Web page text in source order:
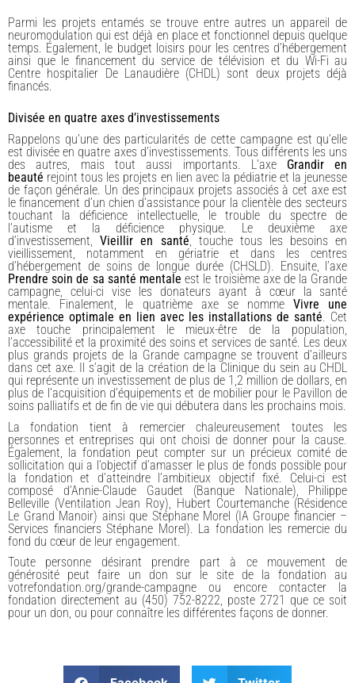
Parmi les projets entamés se trouve entre autres un appareil de
neuromodulation qui est déjà en place et fonctionnel depuis quelque
temps. Également, le budget loisirs pour les centres d’hébergement
ainsi que le financement du service de télévision et du Wi-Fi au
Centre hospitalier De Lanaudière (CHDL) sont deux projets déjà
financés.
Divisée en quatre axes d’investissements
Rappelons qu’une des particularités de cette campagne est qu’elle
est divisée en quatre axes d’investissements. Tous différents les uns
des autres, mais tout aussi importants. L’axe Grandir en
beauté rejoint tous les projets en lien avec la pédiatrie et la jeunesse
de façon générale. Un des principaux projets associés à cet axe est
le financement d’un chien d’assistance pour la clientèle des secteurs
touchant la déficience intellectuelle, le trouble du spectre de
l’autisme et la déficience physique. Le deuxième axe
d’investissement,Vieillir en santé, touche tous les besoins en
vieillissement, notamment en gériatrie et dans les centres
d’hébergement de soins de longue durée (CHSLD). Ensuite, l’axe
Prendre soin de sa santé mentale est le troisième axe de la Grande
campagne, celui-ci vise les donateurs ayant à cœur la santé
mentale. Finalement, le quatrième axe se nommeVivre une
expérience optimale en lien avec les installations de santé. Cet
axe touche principalement le mieux-être de la population,
l’accessibilité et la proximité des soins et services de santé. Les deux
plus grands projets de la Grande campagne se trouvent d’ailleurs
dans cet axe. Il s’agit de la création de la Clinique du sein au CHDL
qui représente un investissement de plus de 1,2 million de dollars, en
plus de l’acquisition d’équipements et de mobilier pour le Pavillon de
soins palliatifs et de fin de vie qui débutera dans les prochains mois.
La fondation tient à remercier chaleureusement toutes les
personnes et entreprises qui ont choisi de donner pour la cause.
Également, la fondation peut compter sur un précieux comité de
sollicitation qui a l’objectif d’amasser le plus de fonds possible pour
la fondation et d’atteindre l’ambitieux objectif fixé. Celui-ci est
composé d’Annie-Claude Gaudet (Banque Nationale), Philippe
Belleville (Ventilation Jean Roy), Hubert Courtemanche (Résidence
Le Grand Manoir) ainsi que Stéphane Morel (IA Groupe financier –
Services financiers Stéphane Morel). La fondation les remercie du
fond du cœur de leur engagement.
Toute personne désirant prendre part à ce mouvement de
générosité peut faire un don sur le site de la fondation au
votrefondation.org/grande-campagne ou encore contacter la
fondation directement au (450) 752-8222, poste 2721 que ce soit
pour un don, ou pour connaître les différentes façons de donner.